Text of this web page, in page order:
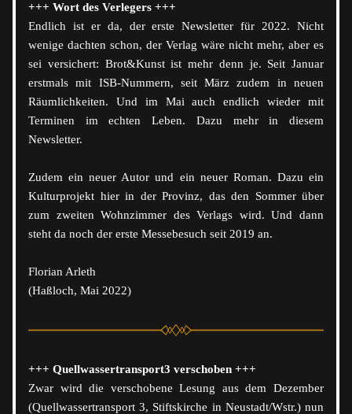
+++ Wort des Verlegers +++
Endlich ist er da, der erste Newsletter für 2022. Nicht
wenige dachten schon, der Verlag wäre nicht mehr, aber es
sei versichert: Brot&Kunst ist mehr denn je. Seit Januar
erstmals mit ISB-Nummern, seit März zudem in neuen
Räumlichkeiten. Und im Mai auch endlich wieder mit
Terminen im echten Leben. Dazu mehr in diesem
Newsletter.
Zudem ein neuer Autor und ein neuer Roman. Dazu ein
Kulturprojekt hier in der Provinz, das den Sommer über
zum zweiten Wohnzimmer des Verlags wird. Und dann
steht da noch der erste Messebesuch seit 2019 an.
Florian Arleth
(Haßloch, Mai 2022)
+++ Quellwassertransport3 verschoben +++
Zwar wird die verschobene Lesung aus dem Dezember
(Quellwassertransport 3, Stiftskirche in Neustadt/Wstr.) nun